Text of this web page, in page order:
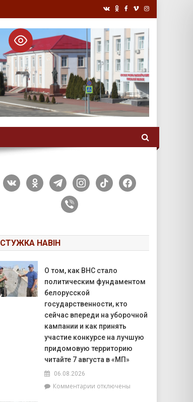
vkontakteodnoklassniki
telegraminstagram
tiktok facebook
viber
СТУЖКА НАВІН
О том, как ВНС стало
политическим фундаментом
белорусской
государственности, кто
сейчас впереди на уборочной
кампании и как принять
участие конкурсе на лучшую
придомовую территорию
читайте 7 августа в «МП»
06.08.2026
Комментариикотключены